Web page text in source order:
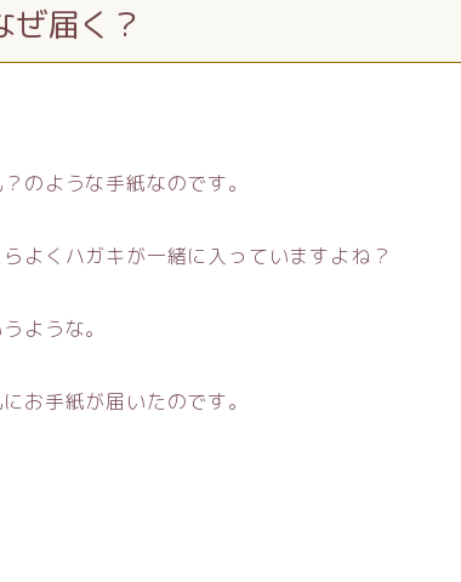
ぜ届く？
のような手紙なのです。
よくハガキが一緒に入っていますよね？
ような。
お手紙が届いたのです。